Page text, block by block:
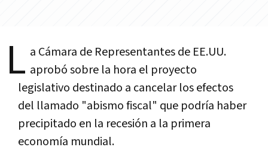
L a Cámara de Representantes de EE.UU.
aprobó sobre la hora el proyecto
legislativo destinado a cancelar los efectos
del llamado "abismo fiscal" que podría haber
precipitado en la recesión a la primera
economía mundial.